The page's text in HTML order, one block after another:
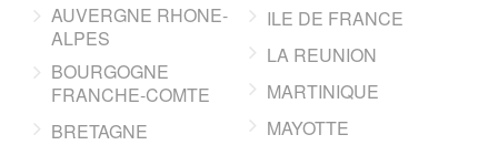
AUVERGNE RHONE-
ALPES
BOURGOGNE
FRANCHE-COMTE
BRETAGNE
ILE DE FRANCE
LA REUNION
MARTINIQUE
MAYOTTE